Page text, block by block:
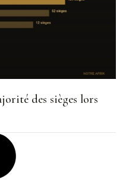
des sièges lors